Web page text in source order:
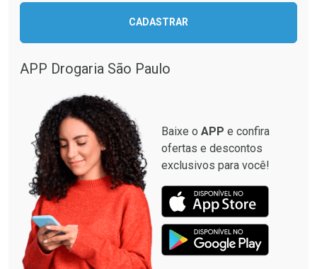
Comprar sem Desconto
Comprar sem Desconto
Comprar sem Desconto
Comprar sem Desconto
CADASTRAR
APP Drogaria São Paulo
Baixe o APP e confira
ofertas e descontos
exclusivos para você!